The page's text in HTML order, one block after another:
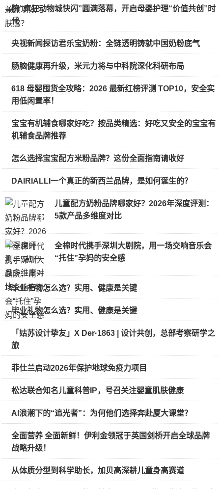
院“疯狂动物城快闪”圆满落幕，开启母婴护理“价值共创”时
代
央视新闻探访君乐宝奶粉：全链透明铸就中国奶粉底气
肠脑健康再升级，米元力将与中科院深化科研布局
618 母婴囤货全攻略：2026 最新红榜评测 TOP10，安全实
用低闲置率！
宝宝有机辅食哪家好吃？按品类精选：好吃又安全的宝宝有
机辅食品牌推荐
怎么选择宝宝配方米粉品牌？这份全面指南请收好
DAIRIALLI一个真正的新西兰品牌，是如何诞生的？
儿童配方奶粉品牌哪家好？2026年深度评测：
5款产品多维度对比
全棉时代携手深圳大剧院，用一场交响音乐会
“托住”孕妈的安全感
毕业礼物怎么选？实用、健康是关键
毕业礼物怎么选？实用、健康是关键
「姑苏设计挚友」X Der·1863 | 设计共创，总部考察研学之
旅
菲仕兰启动2026年保护地球免疫力项目
松达联合知名儿童科普IP，号召关注婴童肌肤健康
AI浪潮下的“追光者”：为何他们选择奔赴厦大课堂？
全面营养 全面新鲜！伊利金领冠于英国剑桥开启全球品牌
战略升级！
从体质分型到科学助长，加贝高深耕儿童身高赛道